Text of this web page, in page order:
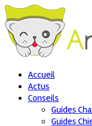
Accueil
Actus
Conseils
Guides
Guides